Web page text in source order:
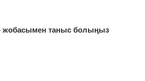
жобасымен таныс болыңыз